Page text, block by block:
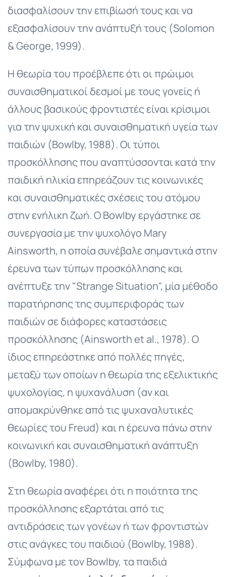
διασφαλίσουν την επιβίωσή τους και να
εξασφαλίσουν την ανάπτυξή τους (Solomon
& George, 1999).
Η θεωρία του προέβλεπε ότι οι πρώιμοι
συναισθηματικοί δεσμοί με τους γονείς ή
άλλους βασικούς φροντιστές είναι κρίσιμοι
για την ψυχική και συναισθηματική υγεία των
παιδιών (Bowlby, 1988). Οι τύποι
προσκόλλησης που αναπτύσσονται κατά την
παιδική ηλικία επηρεάζουν τις κοινωνικές
και συναισθηματικές σχέσεις του ατόμου
στην ενήλικη ζωή. Ο Bowlby εργάστηκε σε
συνεργασία με την ψυχολόγο Mary
Ainsworth, η οποία συνέβαλε σημαντικά στην
έρευνα των τύπων προσκόλλησης και
ανέπτυξε την "Strange Situation", μία μέθοδο
παρατήρησης της συμπεριφοράς των
παιδιών σε διάφορες καταστάσεις
προσκόλλησης (Ainsworth et al., 1978). Ο
ίδιος επηρεάστηκε από πολλές πηγές,
μεταξύ των οποίων η θεωρία της εξελικτικής
ψυχολογίας, η ψυχανάλυση (αν και
απομακρύνθηκε από τις ψυχαναλυτικές
θεωρίες του Freud) και η έρευνα πάνω στην
κοινωνική και συναισθηματική ανάπτυξη
(Bowlby, 1980).
Στη θεωρία αναφέρει ότι η ποιότητα της
προσκόλλησης εξαρτάται από τις
αντιδράσεις των γονέων ή των φροντιστών
στις ανάγκες του παιδιού (Bowlby, 1988).
Σύμφωνα με τον Bowlby, τα παιδιά